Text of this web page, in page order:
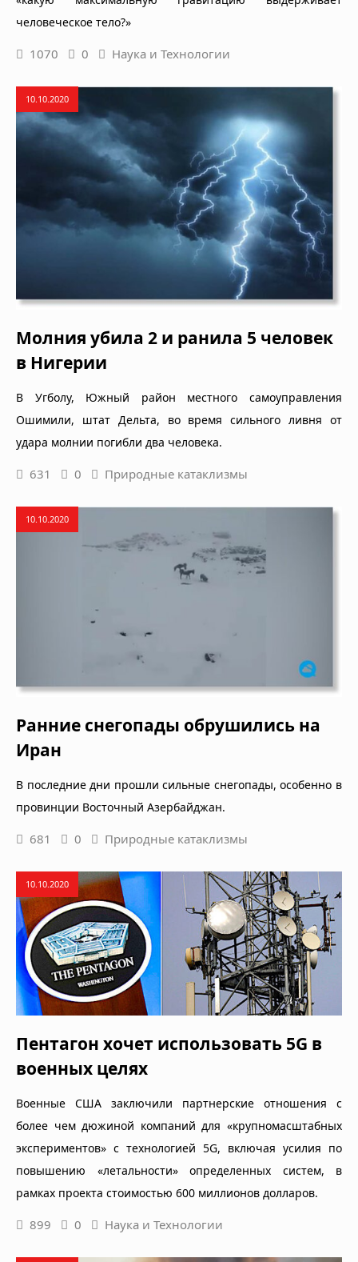
человеческое тело?»
1070 0 Наука и Технологии
10.10.2020
Молния убила 2 и ранила 5 человек
в Нигерии
В Угболу, Южный район местного самоуправления
Ошимили, штат Дельта, во время сильного ливня от
удара молнии погибли два человека.
631 0 Природные катаклизмы
10.10.2020
Ранние снегопады обрушились на
Иран
В последние дни прошли сильные снегопады, особенно в
провинции Восточный Азербайджан.
681 0 Природные катаклизмы
10.10.2020
Пентагон хочет использовать 5G в
военных целях
Военные США заключили партнерские отношения с
более чем дюжиной компаний для «крупномасштабных
экспериментов» с технологией 5G, включая усилия по
повышению «летальности» определенных систем, в
рамках проекта стоимостью 600 миллионов долларов.
899 0 Наука и Технологии